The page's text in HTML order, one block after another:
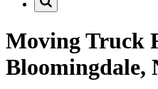
Moving Truck
Bloomingdale,